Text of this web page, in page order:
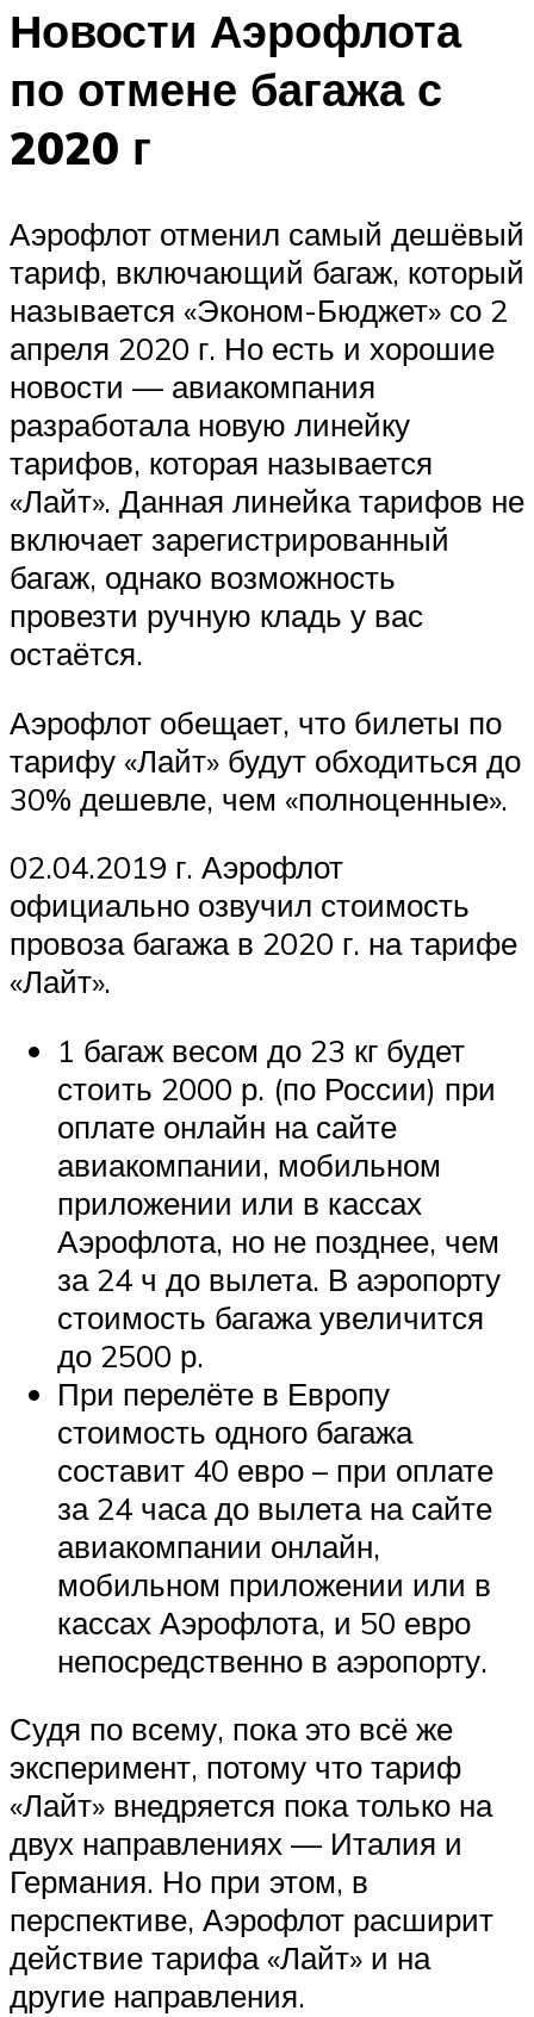
Новости Аэрофлота
по отмене багажа с
2020 г
Аэрофлот отменил самый дешёвый
тариф, включающий багаж, который
называется «Эконом-Бюджет» со 2
апреля 2020 г. Но есть и хорошие
новости — авиакомпания
разработала новую линейку
тарифов, которая называется
«Лайт». Данная линейка тарифов не
включает зарегистрированный
багаж, однако возможность
провезти ручную кладь у вас
остаётся.
Аэрофлот обещает, что билеты по
тарифу «Лайт» будут обходиться до
30% дешевле, чем «полноценные».
02.04.2019 г. Аэрофлот
официально озвучил стоимость
провоза багажа в 2020 г. на тарифе
«Лайт».
1 багаж весом до 23 кг будет
стоить 2000 р. (по России) при
оплате онлайн на сайте
авиакомпании, мобильном
приложении или в кассах
Аэрофлота, но не позднее, чем
за 24 ч до вылета. В аэропорту
стоимость багажа увеличится
до 2500 р.
При перелёте в Европу
стоимость одного багажа
составит 40 евро – при оплате
за 24 часа до вылета на сайте
авиакомпании онлайн,
мобильном приложении или в
кассах Аэрофлота, и 50 евро
непосредственно в аэропорту.
Судя по всему, пока это всё же
эксперимент, потому что тариф
«Лайт» внедряется пока только на
двух направлениях — Италия и
Германия. Но при этом, в
перспективе, Аэрофлот расширит
действие тарифа «Лайт» и на
другие направления.